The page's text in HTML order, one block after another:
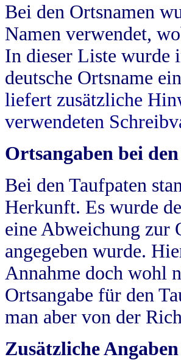
Bei den Ortsnamen
Namen verwendet,
In dieser Liste wurde
deutsche Ortsname
liefert zusätzliche
verwendeten
Ortsangaben bei
Bei den Taufpaten
Herkunft. Es wurde
eine Abweichung zur
angegeben wurde.
Annahme doch wohl
Ortsangabe für den
man aber von der
Zusätzliche